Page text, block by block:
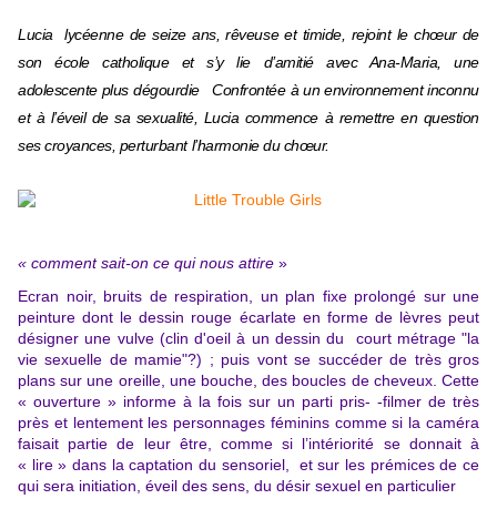
Lucia lycéenne de seize ans, rêveuse et timide, rejoint le chœur de
son école catholique et s’y lie d’amitié avec Ana-Maria, une
adolescente plus dégourdie
Confrontée à un environnement inconnu
et à l’éveil de sa sexualité, Lucia commence à remettre en question
ses croyances, perturbant l’harmonie du chœur.
« comment sait-on ce qui nous attire »
Ecran noir, bruits de respiration, un plan fixe prolongé sur une
peinture dont le dessin rouge écarlate en forme de lèvres peut
désigner une vulve (clin d'oeil à un dessin du court métrage "la
vie sexuelle de mamie"?) ; puis vont se succéder de très gros
plans sur une oreille, une bouche, des boucles de cheveux. Cette
« ouverture » informe à la fois sur un parti pris- -filmer de très
près et lentement les personnages féminins comme si la caméra
faisait partie de leur être, comme si l’intériorité se donnait à
« lire » dans la captation du sensoriel, et sur les prémices de ce
qui sera initiation, éveil des sens, du désir sexuel en particulier